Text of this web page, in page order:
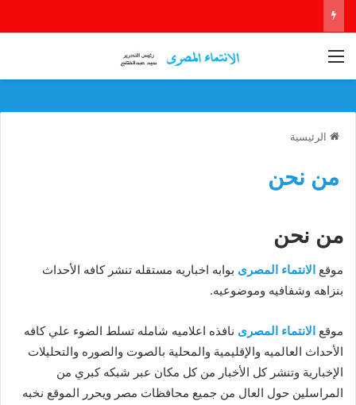
القائمة
الرئيسية
من نحن
من نحن
موقع الانتماء المصرى بوابه اخباريه مستقله تنشر كافه الأحداث
بنزاهه وشفافيه وموضوعيه.
موقع الانتماء المصرى نافذه اعلاميه شامله تسلط الضوء علي كافه
الأحداث العالميه والإقليمية والمحلية بالصوت والصوره والتحليلات
الإخبارية وتنشر كل الأخبار من كل مكان عبر شبكه كبري من
المراسلين حول العال من جميع محافظات مصر ويحرر الموقع نخبه